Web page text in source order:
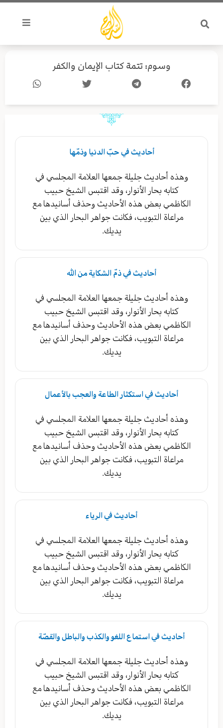
تخطي
المحتوى
وسوم: تتمة كتاب الإيمان والكفر
أحاديث في حبّ الدنيا وذمّها
وهذه أحاديث جليلة جمعها العلامة المجلسي في
كتابه بحار الأنوار، وقد اقتبس الشيخ حبيب
الكاظمي بعض هذه الأحاديث وحذف أسانيدها مع
مراعاة التبويب، فكانت جواهر البحار الذي بين
يديك.
أحاديث في ذمّ الشكاية من الله
وهذه أحاديث جليلة جمعها العلامة المجلسي في
كتابه بحار الأنوار، وقد اقتبس الشيخ حبيب
الكاظمي بعض هذه الأحاديث وحذف أسانيدها مع
مراعاة التبويب، فكانت جواهر البحار الذي بين
يديك.
أحاديث في استكثار الطاعة والعجب بالأعمال
وهذه أحاديث جليلة جمعها العلامة المجلسي في
كتابه بحار الأنوار، وقد اقتبس الشيخ حبيب
الكاظمي بعض هذه الأحاديث وحذف أسانيدها مع
مراعاة التبويب، فكانت جواهر البحار الذي بين
يديك.
أحاديث في الرياء
وهذه أحاديث جليلة جمعها العلامة المجلسي في
كتابه بحار الأنوار، وقد اقتبس الشيخ حبيب
الكاظمي بعض هذه الأحاديث وحذف أسانيدها مع
مراعاة التبويب، فكانت جواهر البحار الذي بين
يديك.
أحاديث في استماع اللغو والكذب والباطل والقصّة
وهذه أحاديث جليلة جمعها العلامة المجلسي في
كتابه بحار الأنوار، وقد اقتبس الشيخ حبيب
الكاظمي بعض هذه الأحاديث وحذف أسانيدها مع
مراعاة التبويب، فكانت جواهر البحار الذي بين
يديك.